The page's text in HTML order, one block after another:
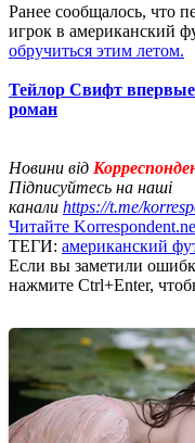
Ранее сообщалось, что
игрок в американский
обручиться этим летом.
Тейлор Свифт
роман
Новини від
Підписуйтесь на наші
канали https://t.me/
Читайте
ТЕГИ: американский
Если вы заметили
нажмите Ctrl+Enter,